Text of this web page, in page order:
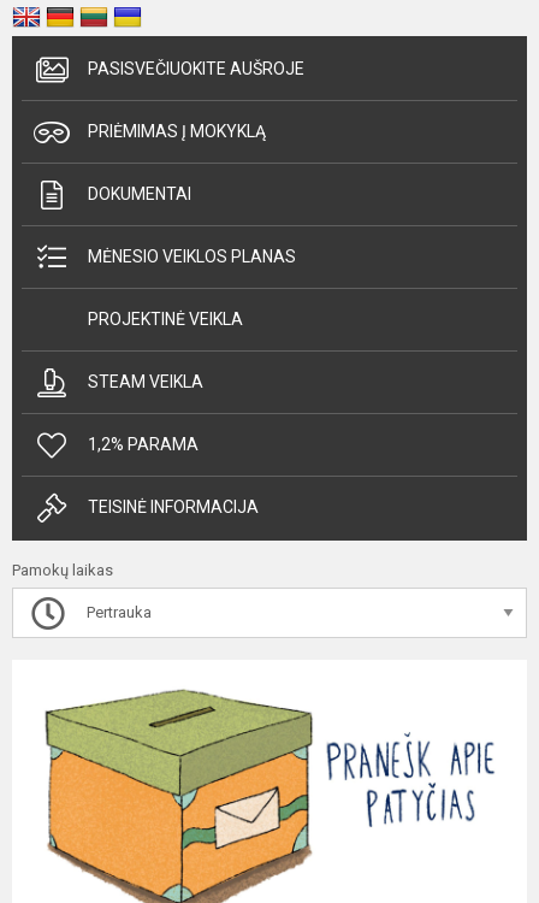
PASISVEČIUOKITE AUŠROJE
PRIĖMIMAS Į MOKYKLĄ
DOKUMENTAI
MĖNESIO VEIKLOS PLANAS
PROJEKTINĖ VEIKLA
STEAM VEIKLA
1,2% PARAMA
TEISINĖ INFORMACIJA
Pamokų laikas
Pertrauka